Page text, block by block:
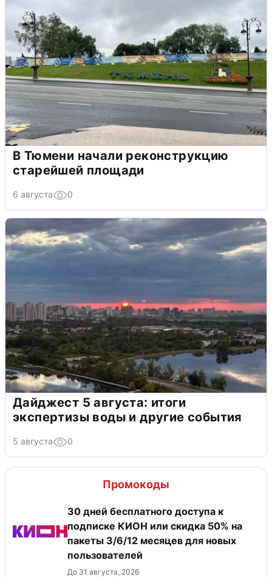
В Тюмени начали реконструкцию
старейшей площади
6 августа 0
Дайджест 5 августа: итоги
экспертизы воды и другие события
5 августа 0
Промокоды
30 дней бесплатного доступа к
подписке КИОН или скидка 50% на
пакеты 3/6/12 месяцев для новых
пользователей
До 31 августа, 2026